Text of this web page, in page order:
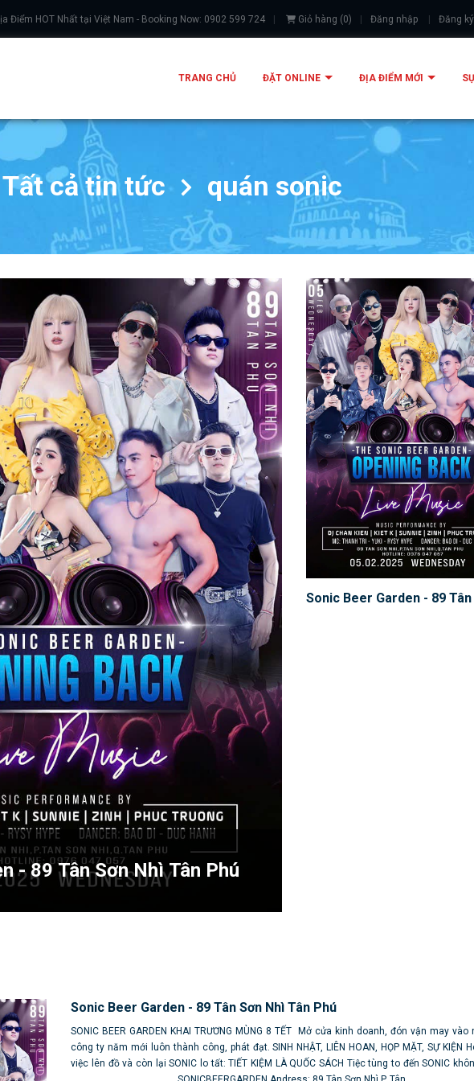
Điểm HOT Nhất tại Việt Nam - Booking Now: 0902 599 724 Giỏ hàng (0) Đăng nhập Đăng ký
TRANG CHỦ ĐẶT ONLINE ĐỊA ĐIỂM MỚI
Tất cả tin tức quán sonic
- 89 Tân Sơn Nhì Tân Phú
Sonic Beer Garden - 89 Tân Sơn Nhì Tân Phú
SONIC BEER GARDEN KHAI TRƯƠNG MÙNG 8 TẾT Mở cửa kinh doanh, đón vận may vào
công ty năm mới luôn thành công, phát đạt. SINH NHẬT, LIÊN HOAN, HỌP MẶT, SỰ KIỆN
việc lên đồ và còn lại SONIC lo tất: TIẾT KIỆM LÀ QUỐC SÁCH Tiệc tùng to đến SONIC